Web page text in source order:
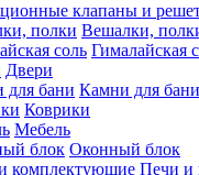
клапаны и
Вешалки,
Гималайская
Двери
Камни для бани
Коврики
Мебель
Оконный блок
Печи и